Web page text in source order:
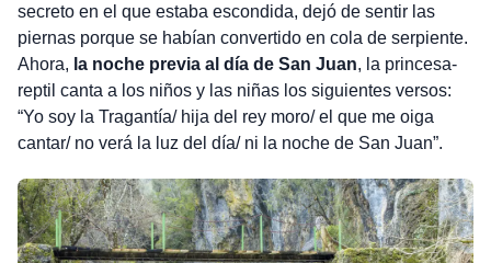
secreto en el que estaba escondida, dejó de sentir las
piernas porque se habían convertido en cola de serpiente.
Ahora, la noche previa al día de San Juan, la princesa-
reptil canta a los niños y las niñas los siguientes versos:
“Yo soy la Tragantía/ hija del rey moro/ el que me oiga
cantar/ no verá la luz del día/ ni la noche de San Juan”.